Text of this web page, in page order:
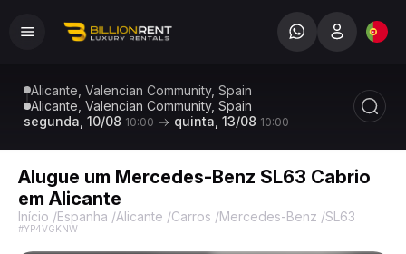
Alicante, Valencian Community, Spain
Alicante, Valencian Community, Spain
segunda, 10/08 10:00 quinta, 13/08 10:00
Alugue um Mercedes-Benz SL63 Cabrio
em Alicante
Início /Espanha /Alicante /Carros /Mercedes-Benz /SL63 Cabrio
#YP4VGKNW